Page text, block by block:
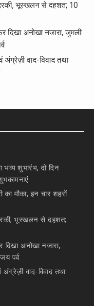
भूस्खलन से दहशत; 10
दिखा अनोखा नजारा, जुमली
वाद-विवाद तथा
भव्य शुभारंभ, दो दिन
मौका, इन चार शहरों
भूस्खलन से दहशत;
दिखा अनोखा नजारा,
पर्व
वाद-विवाद तथा